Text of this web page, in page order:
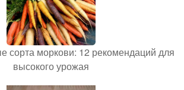
сорта моркови: 12 рекомендаций для
высокого урожая